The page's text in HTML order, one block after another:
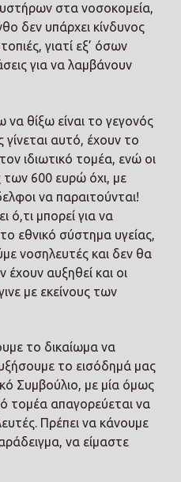
στα νοσοκομεία,
δεν υπάρχει κίνδυνος
γιατί εξ’ όσων
για να λαμβάνουν
θίξω είναι το γεγονός
γίνεται αυτό, έχουν το
ιδιωτικό τομέα, ενώ οι
των 600 ευρώ όχι, με
να παραιτούνται!
ό,τι μπορεί για να
εθνικό σύστημα υγείας,
νοσηλευτές και δεν θα
αυξηθεί και οι
με εκείνους των
το δικαίωμα να
το εισόδημά μας
Συμβούλιο, με μία όμως
τομέα απαγορεύεται να
Πρέπει να κάνουμε
να είμαστε